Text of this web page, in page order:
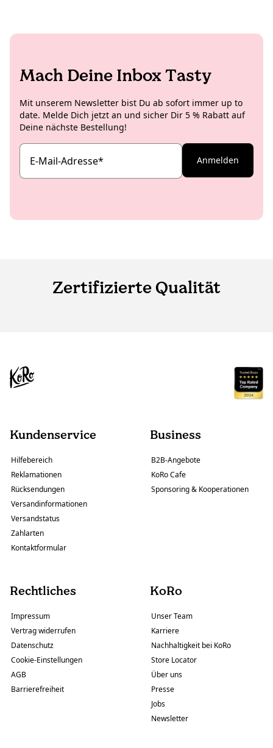
Mach Deine Inbox Tasty
Mit unserem Newsletter bist Du ab sofort immer up to
date. Melde Dich jetzt an und sicher Dir 5 % Rabatt auf
Deine nächste Bestellung!
E-Mail-Adresse* Anmelden
Zertifizierte Qualität
Kundenservice
Hilfebereich
Reklamationen
Rücksendungen
Versandinformationen
Versandstatus
Zahlarten
Kontaktformular
Business
B2B-Angebote
KoRo Cafe
Sponsoring & Kooperationen
Rechtliches
Impressum
Vertrag widerrufen
Datenschutz
Cookie-Einstellungen
AGB
Barrierefreiheit
KoRo
Unser Team
Karriere
Nachhaltigkeit bei KoRo
Store Locator
Über uns
Presse
Jobs
Newsletter